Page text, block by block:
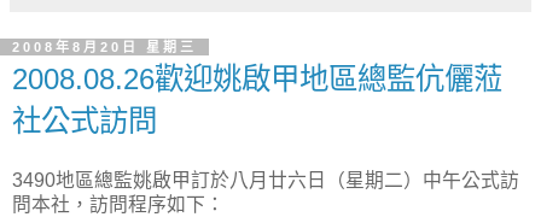
2008年8月20日 星期三
2008.08.26歡迎姚啟甲地區總監伉儷蒞
社公式訪問
3490地區總監姚啟甲訂於八月廿六日（星期二）中午公式訪
問本社，訪問程序如下：